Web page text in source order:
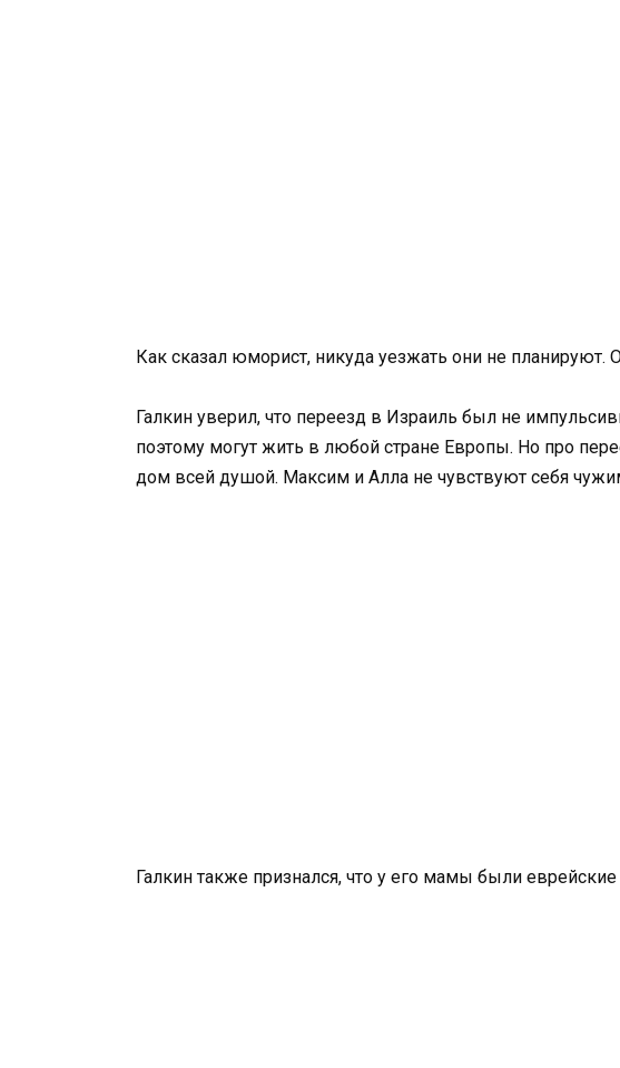
Как сказал юморист, никуда уезжать они не планируют.
Галкин уверил, что переезд в Израиль был не
поэтому могут жить в любой стране Европы. Но про
дом всей душой. Максим и Алла не чувствуют себя
Галкин также признался, что у его мамы были